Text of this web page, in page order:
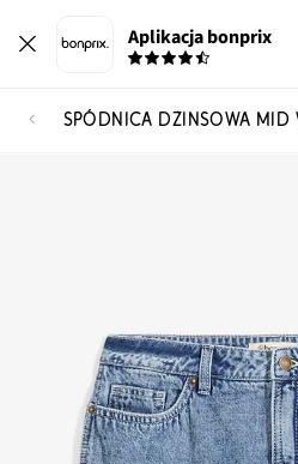
Aplikacja bonprix